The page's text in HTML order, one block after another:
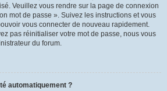
Veuillez vous rendre sur la page de connexion
mot de passe ». Suivez les instructions et vous
vous connecter de nouveau rapidement.
pas réinitialiser votre mot de passe, nous vous
du forum.
automatiquement ?